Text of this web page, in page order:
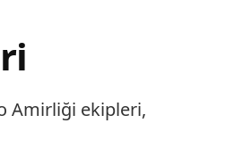
Amirliği ekipleri,